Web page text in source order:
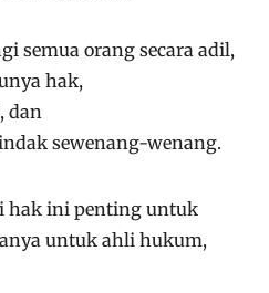
semua orang secara adil,
hak,
dan
sewenang-wenang.
hak ini penting untuk
untuk ahli hukum,